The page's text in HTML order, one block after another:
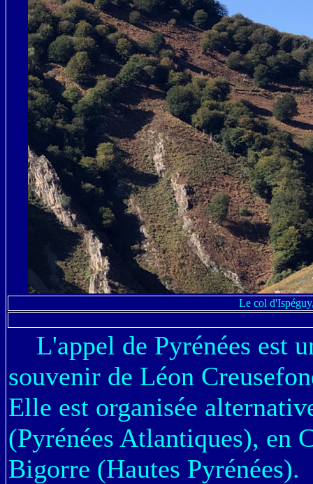
Le col
L'appel de Pyrénées est
souvenir de Léon
Elle est organisée
(Pyrénées Atlantiques), en
Bigorre (Hautes Pyrénées).